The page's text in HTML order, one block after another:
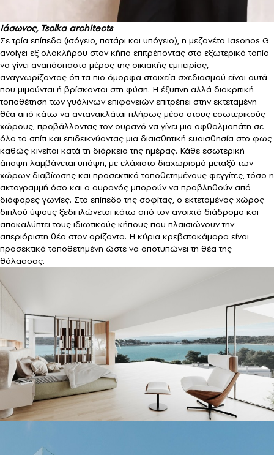
Ιάσωνος, Tsolka architects
Σε τρία επίπεδα (ισόγειο, πατάρι και υπόγειο), η μεζονέτα Iasonos G
ανοίγει εξ ολοκλήρου στον κήπο επιτρέποντας στο εξωτερικό τοπίο
να γίνει αναπόσπαστο μέρος της οικιακής εμπειρίας,
αναγνωρίζοντας ότι τα πιο όμορφα στοιχεία σχεδιασμού είναι αυτά
που μιμούνται ή βρίσκονται στη φύση. Η έξυπνη αλλά διακριτική
τοποθέτηση των γυάλινων επιφανειών επιτρέπει στην εκτεταμένη
θέα από κάτω να αντανακλάται πλήρως μέσα στους εσωτερικούς
χώρους, προβάλλοντας τον ουρανό να γίνει μια οφθαλμαπάτη σε
όλο το σπίτι και επιδεικνύοντας μια διαισθητική ευαισθησία στο φως
καθώς κινείται κατά τη διάρκεια της ημέρας. Κάθε εσωτερική
άποψη λαμβάνεται υπόψη, με ελάχιστο διαχωρισμό μεταξύ των
χώρων διαβίωσης και προσεκτικά τοποθετημένους φεγγίτες, τόσο η
ακτογραμμή όσο και ο ουρανός μπορούν να προβληθούν από
διάφορες γωνίες. Στο επίπεδο της σοφίτας, ο εκτεταμένος χώρος
διπλού ύψους ξεδιπλώνεται κάτω από τον ανοιχτό διάδρομο και
αποκαλύπτει τους ιδιωτικούς κήπους που πλαισιώνουν την
απεριόριστη θέα στον ορίζοντα. Η κύρια κρεβατοκάμαρα είναι
προσεκτικά τοποθετημένη ώστε να αποτυπώνει τη θέα της
θάλασσας.